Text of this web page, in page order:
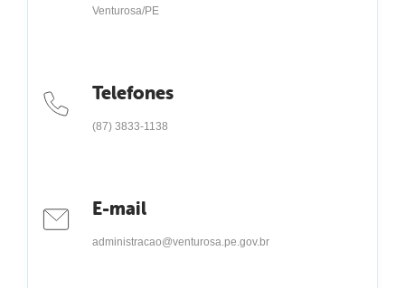
Venturosa/PE
Telefones
(87) 3833-1138
E-mail
administracao@venturosa.pe.gov.br